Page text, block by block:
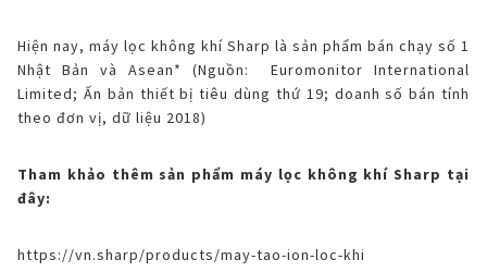
Hiện nay, máy lọc không khí Sharp là sản phẩm bán chạy số 1
Nhật Bản và Asean* (Nguồn: Euromonitor International
Limited; Ấn bản thiết bị tiêu dùng thứ 19; doanh số bán tính
theo đơn vị, dữ liệu 2018)
Tham khảo thêm sản phẩm máy lọc không khí Sharp tại
đây:
https://vn.sharp/products/may-tao-ion-loc-khi